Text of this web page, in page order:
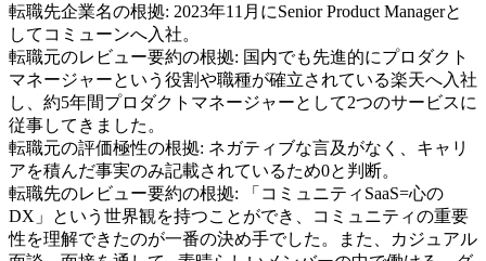
転職先企業名の根拠: 2023年11月にSenior Product Managerと
してコミューンへ入社。
転職元のレビュー要約の根拠: 国内でも先進的にプロダクト
マネージャーという役割や職種が確立されている楽天へ入社
し、約5年間プロダクトマネージャーとして2つのサービスに
従事してきました。
転職元の評価極性の根拠: ネガティブな言及がなく、キャリ
アを積んだ事実のみ記載されているため0と判断。
転職先のレビュー要約の根拠:
「コミュニティSaaS=心の
DX」という世界観を持つことができ、コミュニティの重要
性を理解できたのが一番の決め手でした。また、カジュアル